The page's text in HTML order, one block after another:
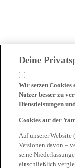
Deine
Wir setzen Cookies
Nutzer besser zu
Dienstleistungen
Cookies auf der
Auf unserer Website
Versionen davon –
seine
einschließlich